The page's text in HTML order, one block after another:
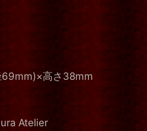
高さ38mm
Atelier